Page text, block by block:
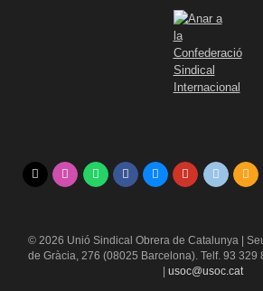
© 2026 Unió Sindical Obrera de Catalunya |
de Gràcia, 276 (08025 Barcelona). Telf. 93 329
usoc@usoc.cat